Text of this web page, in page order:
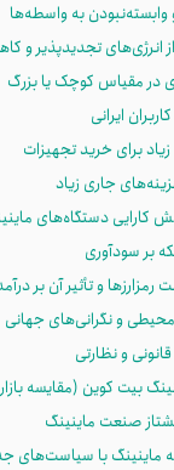
ایرانی
بیت کوین (مقایسه